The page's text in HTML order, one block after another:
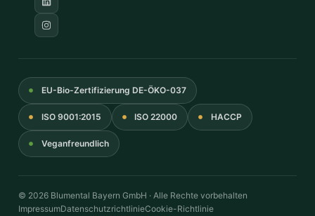
EU-Bio-Zertifizierung DE-ÖKO-037
ISO 9001:2015 ISO 22000 HACCP
Veganfreundlich
© 2026 Blumental Bayern GmbH · Alle Rechte vorbehalten
ImpressumDatenschutzrichtlinieCookie-Richtlinie